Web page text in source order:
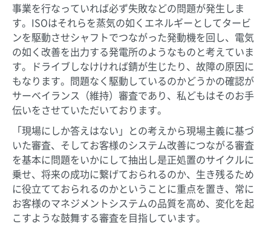
事業を行なっていれば必ず失敗などの問題が発生しま
す。ISOはそれらを蒸気の如くエネルギーとしてタービ
ンを駆動させシャフトでつながった発動機を回し、電気
の如く改善を出力する発電所のようなものと考えていま
す。ドライブしなけければ錆が生じたり、故障の原因に
もなります。問題なく駆動しているのかどうかの確認が
サーベイランス（維持）審査であり、私どもはそのお手
伝いをさせていただいております。
「現場にしか答えはない」との考えから現場主義に基づ
いた審査、そしてお客様のシステム改善につながる審査
を基本に問題をいかにして抽出し是正処置のサイクルに
乗せ、将来の成功に繋げておられるのか、生き残るため
に役立てておられるのかということに重点を置き、常に
お客様のマネジメントシステムの品質を高め、変化を起
こすような鼓舞する審査を目指しています。